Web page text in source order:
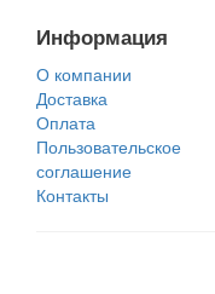
Информация
О компании
Доставка
Оплата
Пользовательское
соглашение
Контакты